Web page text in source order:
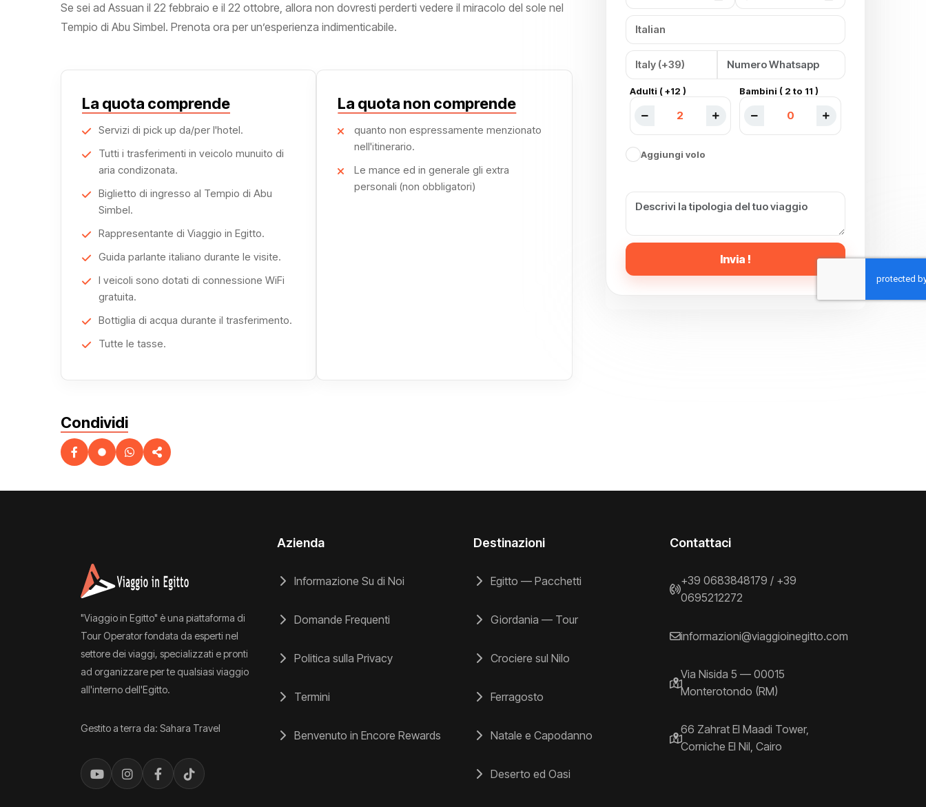
Se sei ad Assuan il 22 febbraio e il 22 ottobre, allora non dovresti perderti vedere il miracolo del sole nel
Tempio di Abu Simbel. Prenota ora per un’esperienza indimenticabile.
La quota comprende
Servizi di pick up da/per l'hotel.
Tutti i trasferimenti in veicolo munuito di
aria condizonata.
Biglietto di ingresso al Tempio di Abu
Simbel.
Rappresentante di Viaggio in Egitto.
Guida parlante italiano durante le visite.
I veicoli sono dotati di connessione WiFi
gratuita.
Bottiglia di acqua durante il trasferimento.
Tutte le tasse.
La quota non comprende
quanto non espressamente menzionato
nell'itinerario.
Le mance ed in generale gli extra
personali (non obbligatori)
Condividi
Adulti ( +12 ) Bambini ( 2 to 11 )
Aggiungi volo
Invia !
"Viaggio in Egitto" è una piattaforma di
Tour Operator fondata da esperti nel
settore dei viaggi, specializzati e pronti
ad organizzare per te qualsiasi viaggio
all'interno dell'Egitto.
Gestito a terra da: Sahara Travel
Azienda
Informazione Su di Noi
Domande Frequenti
Politica sulla Privacy
Termini
Benvenuto in Encore Rewards
Destinazioni
Egitto — Pacchetti
Giordania — Tour
Crociere sul Nilo
Ferragosto
Natale e Capodanno
Deserto ed Oasi
Contattaci
+39 0683848179 / +39
0695212272
informazioni@viaggioinegitto.com
Via Nisida 5 — 00015
Monterotondo (RM)
66 Zahrat El Maadi Tower,
Corniche El Nil, Cairo